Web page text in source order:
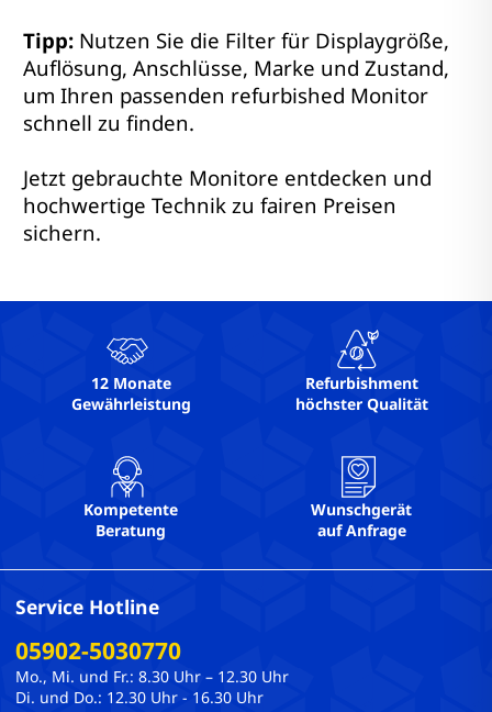
Tipp: Nutzen Sie die Filter für Displaygröße,
Auflösung, Anschlüsse, Marke und Zustand,
um Ihren passenden refurbished Monitor
schnell zu finden.
Jetzt gebrauchte Monitore entdecken und
hochwertige Technik zu fairen Preisen
sichern.
12 Monate
Gewährleistung
Refurbishment
höchster Qualität
Kompetente
Beratung
Wunschgerät
auf Anfrage
Service Hotline
05902-5030770
Mo., Mi. und Fr.: 8.30 Uhr – 12.30 Uhr
Di. und Do.: 12.30 Uhr - 16.30 Uhr